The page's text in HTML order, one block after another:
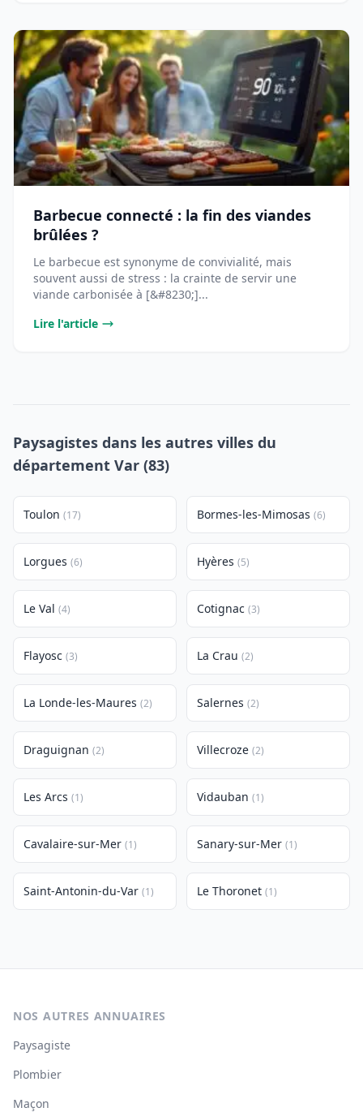
Barbecue connecté : la fin des viandes
brûlées ?
Le barbecue est synonyme de convivialité, mais
souvent aussi de stress : la crainte de servir une
viande carbonisée à [&#8230;]...
Lire l'article
Paysagistes dans les autres villes du
département Var (83)
Toulon (17) Bormes-les-Mimosas (6)
Lorgues (6) Hyères (5)
Le Val (4) Cotignac (3)
Flayosc (3) La Crau (2)
La Londe-les-Maures (2) Salernes (2)
Draguignan (2) Villecroze (2)
Les Arcs (1) Vidauban (1)
Cavalaire-sur-Mer (1) Sanary-sur-Mer (1)
Saint-Antonin-du-Var (1) Le Thoronet (1)
NOS AUTRES ANNUAIRES
Paysagiste
Plombier
Maçon